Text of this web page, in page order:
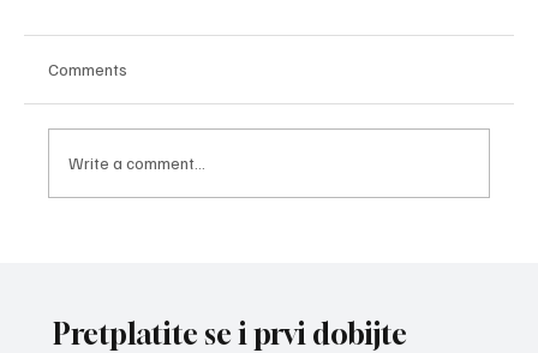
Comments
Write a comment...
Pretplatite se i prvi dobijte